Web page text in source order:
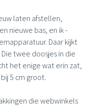
laten afstellen,
nieuwe bas, en ik -
Daar kijkt
twee doosjes in die
het enige wat erin zat,
5 cm groot.
die webwinkels